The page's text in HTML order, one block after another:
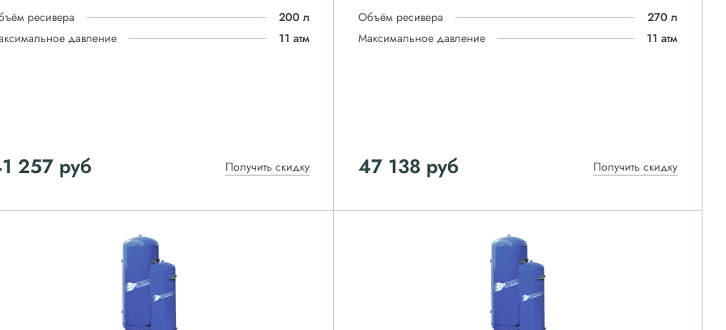
ресивера
200 л
давление
11 атм
257 руб Получить скидку
Объём ресивера
270 л
Максимальное давление
11 атм
47 138руб Получить скидку